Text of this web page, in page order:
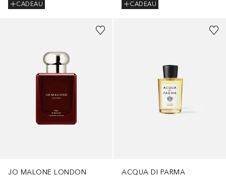
CADEAU
CADEAU
JO MALONE LONDON
ACQUA DI PARMA